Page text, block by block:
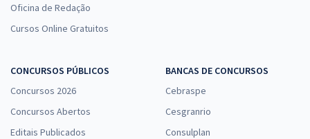
Oficina de Redação
Cursos Online Gratuitos
CONCURSOS PÚBLICOS
Concursos 2026
Concursos Abertos
Editais Publicados
BANCAS DE CONCURSOS
Cebraspe
Cesgranrio
Consulplan